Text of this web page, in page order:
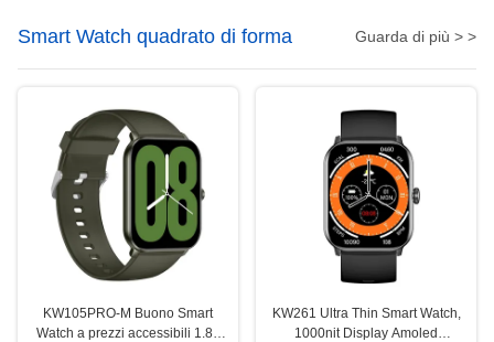
Smart Watch quadrato di forma Guarda di più > >
KW105PRO-M Buono Smart
Watch a prezzi accessibili 1.85
KW261 Ultra Thin Smart Watch,
1000nit Display Amoled